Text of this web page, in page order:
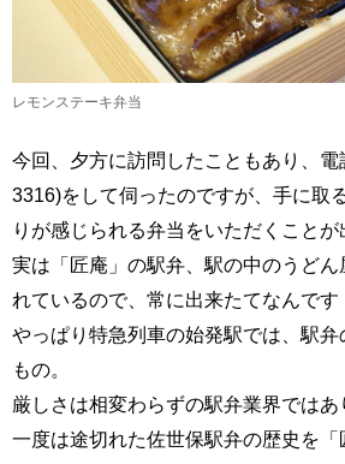
レモンステーキ弁当
今回、夕方に訪問したこともあり、
3316)をして伺ったのですが、手に取
りが感じられる弁当をいただくことが
実は「匠庵」の駅弁、駅の中のうどん
れているので、常に出来たてなんです
やっぱり特急列車の始発駅では、駅
もの。
厳しさは相変わらずの駅弁業界では
一度は途切れた佐世保駅弁の歴史を